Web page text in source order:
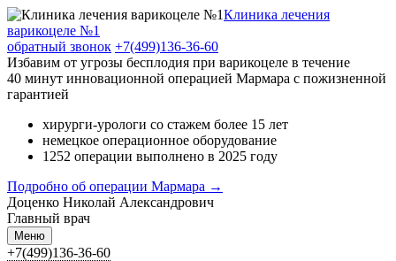
Клиника лечения
варикоцеле №1
обратный звонок +7(499)136-36-60
Избавим от угрозы бесплодия при варикоцеле в течение
40 минут инновационной операцией Мармара c пожизненной
гарантией
хирурги-урологи со стажем более 15 лет
немецкое операционное оборудование
1252 операции выполнено в 2025 году
Подробно об операции Мармара →
Доценко Николай Александрович
Главный врач
Меню
+7(499)136-36-60